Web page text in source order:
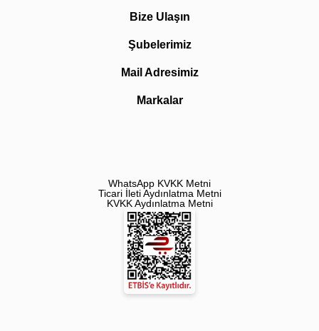
Bize Ulaşın
Şubelerimiz
Mail Adresimiz
Markalar
KVKK Aydınlatma Metni
Ticari İleti Aydınlatma Metni
WhatsApp KVKK Metni